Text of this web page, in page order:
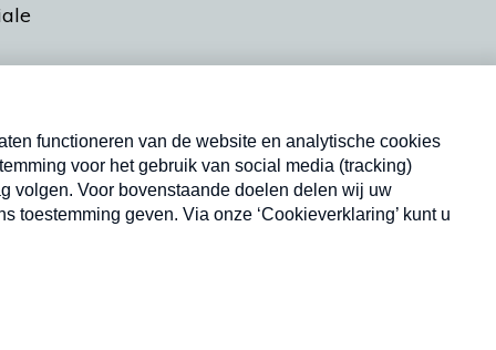
Bakt
Nieuwsbrief
Neem hier een gratis abonnement op onze